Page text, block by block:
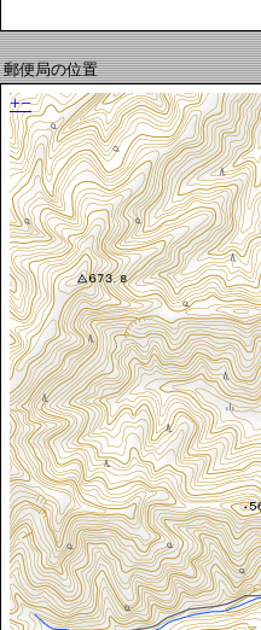
郵便局の位置